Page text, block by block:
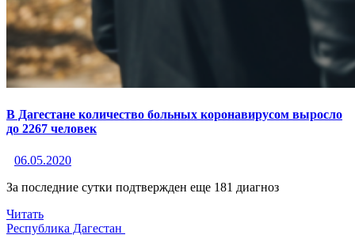
В Дагестане количество больных коронавирусом выросло
до 2267 человек
06.05.2020
За последние сутки подтвержден еще 181 диагноз
Читать
Республика Дагестан